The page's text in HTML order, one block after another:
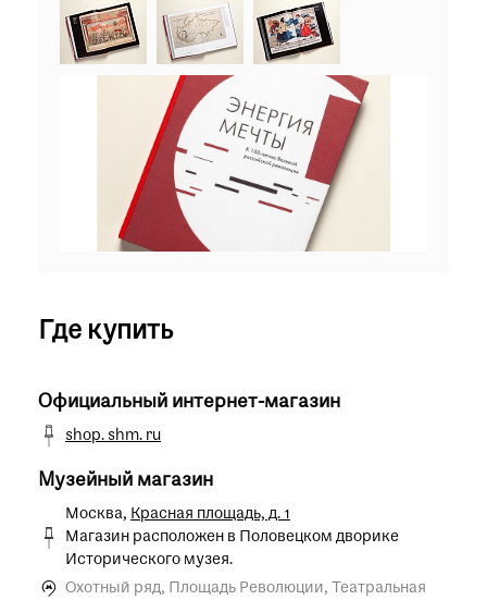
Где купить
Официальный интернет-магазин
shop. shm. ru
Музейный магазин
Москва, Красная площадь, д. 1
Магазин расположен в Половецком дворике
Исторического музея.
Охотный ряд, Площадь Революции, Театральная